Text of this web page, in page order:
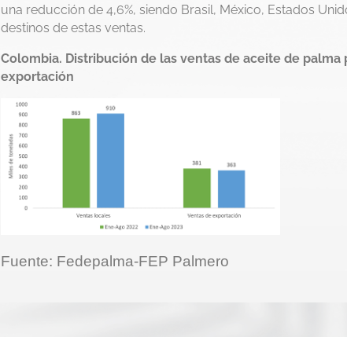
una reducción de 4,6%, siendo Brasil, México, Estados
destinos de estas ventas.
Colombia. Distribución de las ventas de aceite de
exportación
Fuente: Fedepalma-FEP Palmero